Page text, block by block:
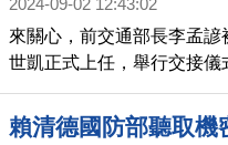
2024-09-02 12:43:02
來關心，前交通部長李孟
世凱正式上任，舉行交接
業團隊，會做同仁最堅實
有相關交通背景，對此，他
賴清德國防部聽取機